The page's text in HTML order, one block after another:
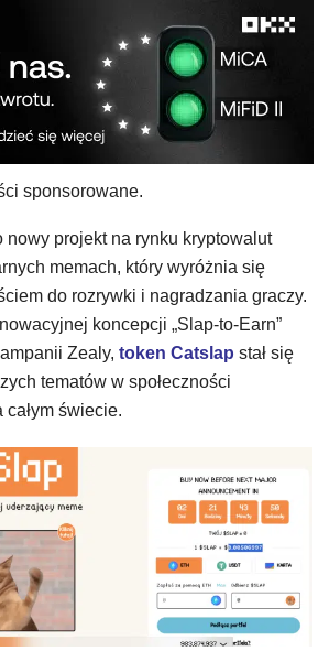
sponsorowane.
nowy projekt na rynku kryptowalut
memach, który wyróżnia się
do rozrywki i nagradzania graczy.
koncepcji „Slap-to-Earn”
Zealy, token Catslap stał się
tematów w społeczności
świecie.